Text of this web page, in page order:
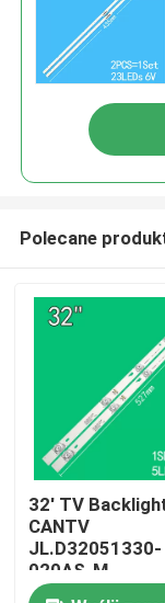
Polecane
32' TV
CANTV
JL.D32051330-
020AS-M
32HR332M05A1